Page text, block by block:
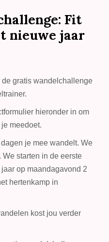
Fit
nieuwe jaar
de gratis wandelchallenge
hieronder in om
meedoet.
je mee wandelt. We
starten in de eerste
op maandagavond 2
hertenkamp in
kost jou verder